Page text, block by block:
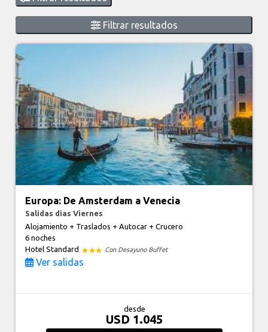
Filtrar resultados
Europa: De Amsterdam a Venecia
Salidas dias Viernes
Alojamiento + Traslados + Autocar + Crucero
6 noches
Hotel Standard
Con Desayuno Buffet
Ver salidas
desde
USD 1.045